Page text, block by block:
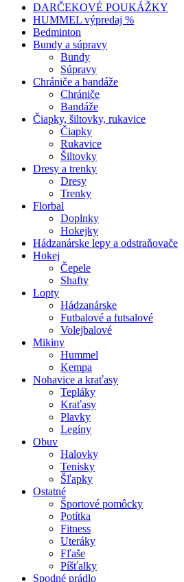
DARČEKOVÉ POUKÁŽKY
HUMMEL výpredaj %
Bedminton
Bundy a súpravy
Bundy
Súpravy
Chrániče a bandáže
Chrániče
Bandáže
Čiapky, šiltovky, rukavice
Čiapky
Rukavice
Šiltovky
Dresy a trenky
Dresy
Trenky
Florbal
Doplnky
Hokejky
Hádzanárske lepy a odstraňovače
Hokej
Čepele
Shafty
Lopty
Hádzanárske
Futbalové a futsalové
Volejbalové
Mikiny
Hummel
Kempa
Nohavice a kraťasy
Tepláky
Kraťasy
Plavky
Legíny
Obuv
Halovky
Tenisky
Šľapky
Ostatné
Športové pomôcky
Potítka
Fitness
Uteráky
Fľaše
Píšťalky
Spodné prádlo